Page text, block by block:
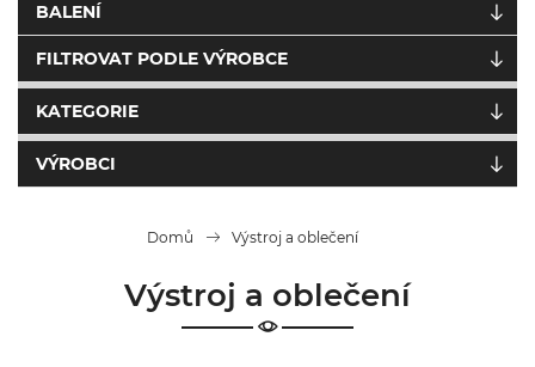
Výstroj
oblečení
Pyrotechnika
BALENÍ
FILTROVAT PODLE VÝROBCE
KATEGORIE
VÝROBCI
Domů Výstroj a oblečení
Výstroj a oblečení